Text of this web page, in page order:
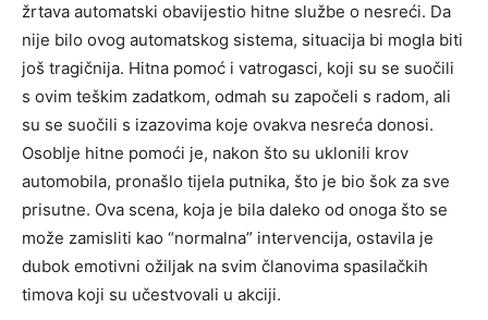
žrtava automatski obavijestio hitne službe o nesreći. Da
nije bilo ovog automatskog sistema, situacija bi mogla biti
još tragičnija. Hitna pomoć i vatrogasci, koji su se suočili
s ovim teškim zadatkom, odmah su započeli s radom, ali
su se suočili s izazovima koje ovakva nesreća donosi.
Osoblje hitne pomoći je, nakon što su uklonili krov
automobila, pronašlo tijela putnika, što je bio šok za sve
prisutne. Ova scena, koja je bila daleko od onoga što se
može zamisliti kao “normalna” intervencija, ostavila je
dubok emotivni ožiljak na svim članovima spasilačkih
timova koji su učestvovali u akciji.